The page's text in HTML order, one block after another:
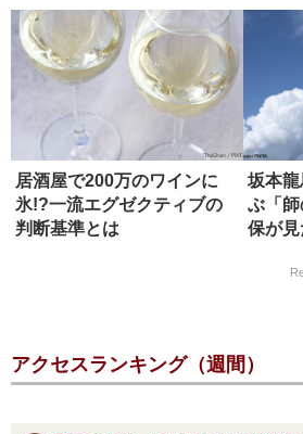
居酒屋で200万のワインに
氷!?一流エグゼクティブの
判断基準とは
坂本
ぶ「
保が
アクセスランキング（週間）